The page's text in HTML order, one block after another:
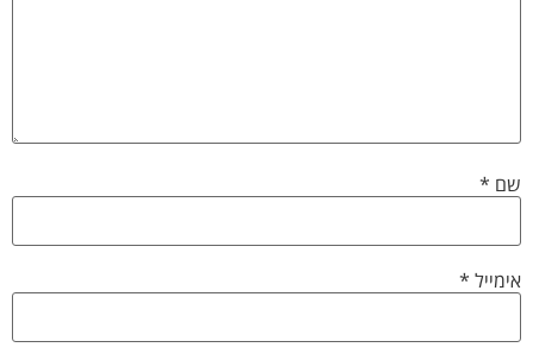
שם *
אימייל*